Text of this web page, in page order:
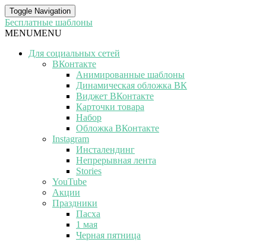
Toggle Navigation
Бесплатные шаблоны
MENUMENU
Для социальных сетей
ВКонтакте
Анимированные шаблоны
Динамическая обложка ВК
Виджет ВКонтакте
Карточки товара
Набор
Обложка ВКонтакте
Instagram
Инсталендинг
Непрерывная лента
Stories
YouTube
Акции
Праздники
Пасха
1 мая
Черная пятница